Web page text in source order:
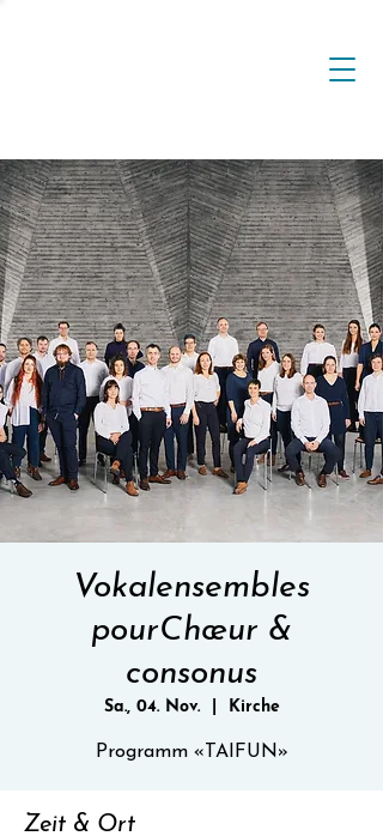
Vokalensembles
pourChœur &
consonus
Sa., 04. Nov.
  |
Kirche
Programm «TAIFUN»
Zeit & Ort